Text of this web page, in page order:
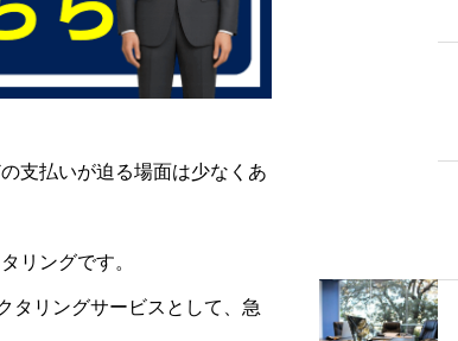
支払いが迫る場面は少なくあ
リングです。
タリングサービスとして、急